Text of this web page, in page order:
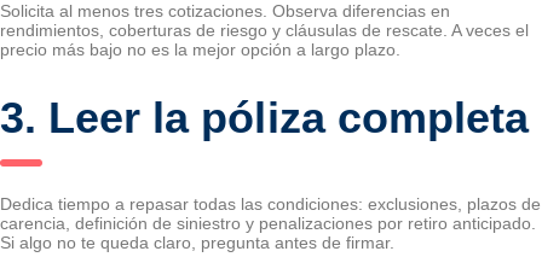
Solicita al menos tres cotizaciones. Observa diferencias en
rendimientos, coberturas de riesgo y cláusulas de rescate. A veces el
precio más bajo no es la mejor opción a largo plazo.
3. Leer la póliza completa
Dedica tiempo a repasar todas las condiciones: exclusiones, plazos de
carencia, definición de siniestro y penalizaciones por retiro anticipado.
Si algo no te queda claro, pregunta antes de firmar.